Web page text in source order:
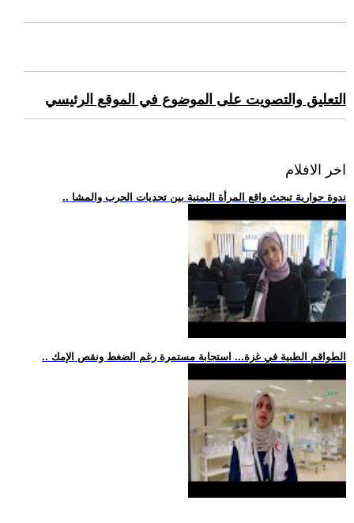
التعليق والتصويت على الموضوع في الموقع الرئيسي
اخر الافلام
.. ندوة حوارية تبحث واقع المرأة اليمنية بين تحديات الحرب والمشا
.. الطواقم الطبية في غزة... استجابة مستمرة رغم الضغط ونقص الإمك